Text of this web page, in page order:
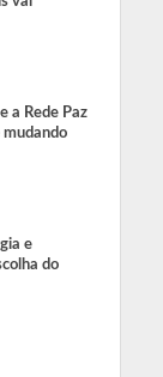
a Rede Paz
mudando
e
do